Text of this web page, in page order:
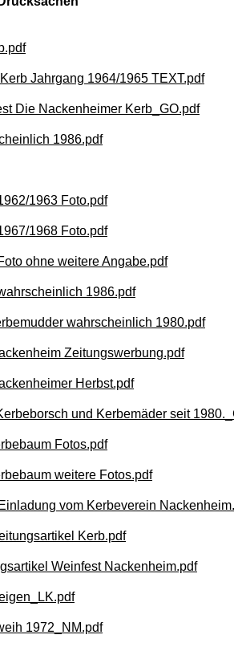
Jahrgang 1964/1965 TEXT.pdf
Die Nackenheimer Kerb_GO.pdf
1986.pdf
1963 Foto.pdf
1968 Foto.pdf
ohne weitere Angabe.pdf
1986.pdf
wahrscheinlich 1980.pdf
Zeitungswerbung.pdf
Herbst.pdf
und Kerbemäder seit
Fotos.pdf
weitere Fotos.pdf
vom Kerbeverein
Kerb.pdf
Weinfest Nackenheim.pdf
1972_NM.pdf